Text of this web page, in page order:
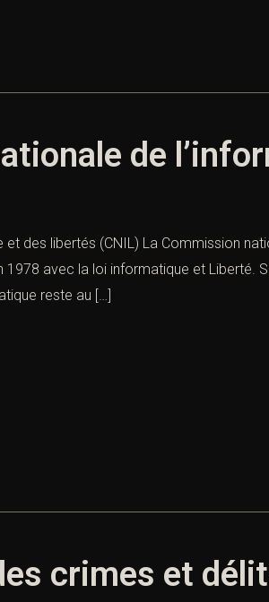
de
et des libertés (CNIL) La Commission
1978 avec la loi informatique et
reste au […]
crimes et